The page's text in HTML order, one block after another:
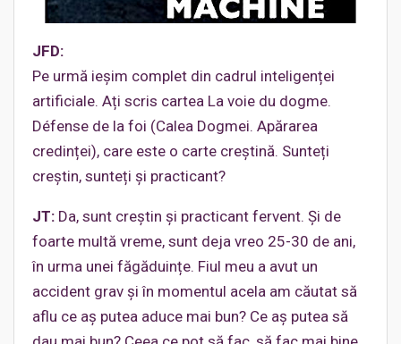
JFD:
Pe urmă ieșim complet din cadrul inteligenței
artificiale. Ați scris cartea La voie du dogme.
Défense de la foi (Calea Dogmei. Apărarea
credinței), care este o carte creștină. Sunteți
creștin, sunteți și practicant?
JT: Da, sunt creștin și practicant fervent. Și de
foarte multă vreme, sunt deja vreo 25-30 de ani,
în urma unei făgăduințe. Fiul meu a avut un
accident grav și în momentul acela am căutat să
aflu ce aș putea aduce mai bun? Ce aș putea să